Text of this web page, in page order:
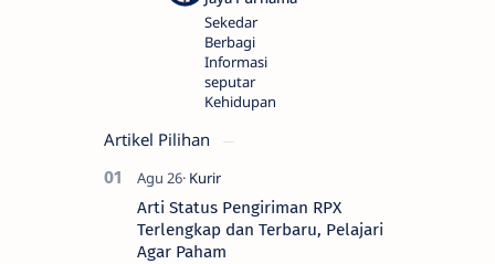
Sekedar
Berbagi
Informasi
seputar
Kehidupan
Artikel Pilihan
Arti Status Pengiriman RPX
Terlengkap dan Terbaru, Pelajari
Agar Paham